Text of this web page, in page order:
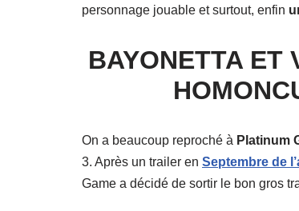
personnage jouable et surtout, enfin
BAYONETTA ET
On a beaucoup reproché à Platinum
3. Après un trailer en Septembre de
Game a décidé de sortir le bon gros